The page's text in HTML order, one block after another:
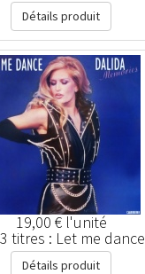
Détails produit
19,00 € l'unité
titres : Let me dance
Détails produit